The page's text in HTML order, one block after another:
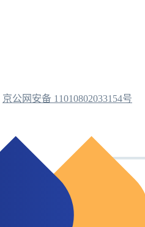
京公网安备 11010802033154号